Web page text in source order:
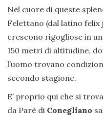
Nel cuore di queste
Felettano (dal latino felix
crescono rigogliose in
150 metri di altitudine,
l’uomo trovano
secondo stagione.
E’ proprio qui che si
da Parè di Conegliano